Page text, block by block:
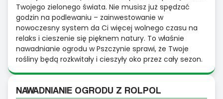
Twojego zielonego świata. Nie musisz już spędzać
godzin na podlewaniu – zainwestowanie w
nowoczesny system da Ci więcej wolnego czasu na
relaks i cieszenie się pięknem natury. To właśnie
nawadnianie ogrodu w Pszczynie sprawi, że Twoje
rośliny będą rozkwitały i cieszyły oko przez cały sezon.
NAWADNIANIE OGRODU Z ROLPOL